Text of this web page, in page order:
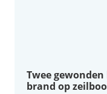
Twee
brand op